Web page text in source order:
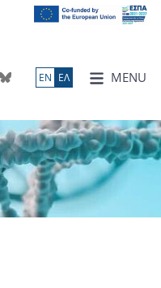
MENU
ΕN ΕΛ